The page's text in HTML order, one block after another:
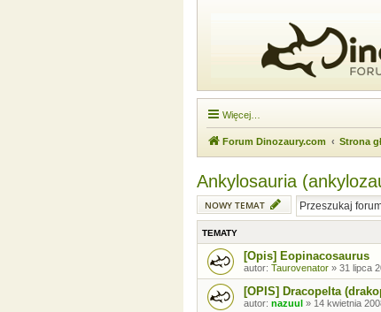
Więcej…
Forum Dinozaury.com Strona
Ankylosauria
NOWY TEMAT
TEMATY
[Opis] Eopinacosaurus
autor: Taurovenator » 31 lipca
[OPIS] Dracopelta
autor: nazuul » 14 kwietnia